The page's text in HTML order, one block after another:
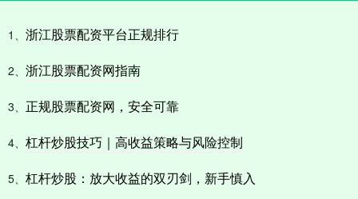
1、 浙江股票配资平台正规排行
2、 浙江股票配资网指南
3、 正规股票配资网，安全可靠
4、 杠杆炒股技巧｜高收益策略与风险控制
5、 杠杆炒股：放大收益的双刃剑，新手慎入